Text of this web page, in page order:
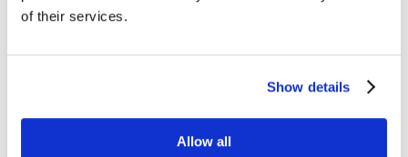
of their services.
Show details
Allow all